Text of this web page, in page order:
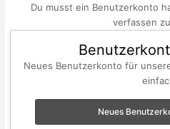
Du musst ein Benutzerkonto
verfassen
Neues Benutzerkonto für
Neues